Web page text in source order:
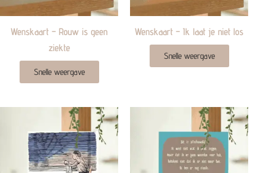
Wenskaart – Rouw is geen
ziekte
Snelle weergave
Wenskaart – Ik laat je niet los
Snelle weergave